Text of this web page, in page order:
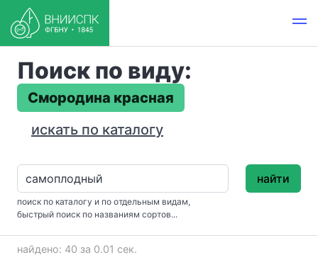
Поиск по виду:
Смородина красная
искать по каталогу
поиск по каталогу и по отдельным видам,
быстрый поиск по названиям сортов...
найти
найдено: 40 за 0.01 сек.